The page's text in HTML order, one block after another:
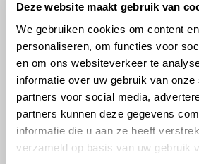
Deze website maakt gebruik van
We gebruiken cookies om content
personaliseren, om functies voor
en om ons websiteverkeer te
informatie over uw gebruik van onze
partners voor social media,
partners kunnen deze gegevens
informatie die u aan ze heeft
verzameld op basis van uw gebruik
raadplegen en te gebruiken erkent
hij/zij de ervaring, de kennis en het
om de vereiste
veilige en verantwoorde manier
vrijwaart en indemniseert de
Energies
voor enig verlies, letsel,
veroorzaakt door een onjuiste
onjuist gebruik van de